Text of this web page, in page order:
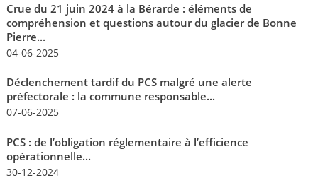
Crue du 21 juin 2024 à la Bérarde : éléments de
compréhension et questions autour du glacier de Bonne
Pierre...
04-06-2025
Déclenchement tardif du PCS malgré une alerte
préfectorale : la commune responsable...
07-06-2025
PCS : de l’obligation réglementaire à l’efficience
opérationnelle...
30-12-2024